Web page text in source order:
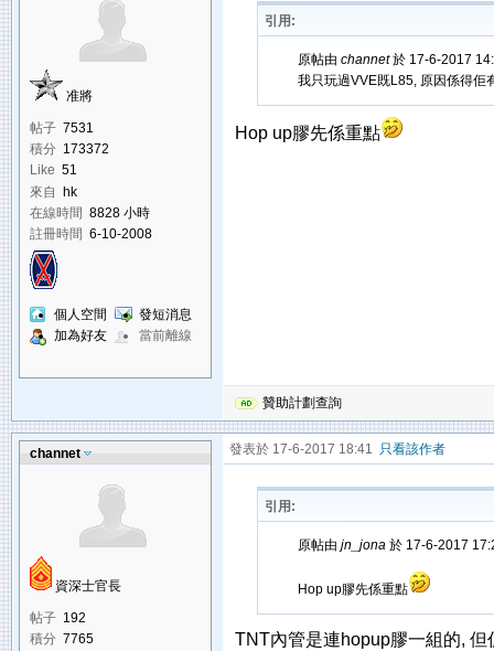
准將
帖子 7531
積分 173372
Like 51
來自 hk
在線時間 8828 小時
註冊時間 6-10-2008
個人空間
發短消息
加為好友
當前離線
引用:
原帖由 channet於 17-6-2017
我只玩過VVE既L85, 原因係得佢
Hop up膠先係重點
贊助計劃查詢
channet
資深士官長
帖子 192
積分 7765
發表於 17-6-2017 18:41 只看該作者
引用:
原帖由 jn_jona於 17-6-2017
Hop up膠先係重點
TNT內管是連hopup膠一組的, 但